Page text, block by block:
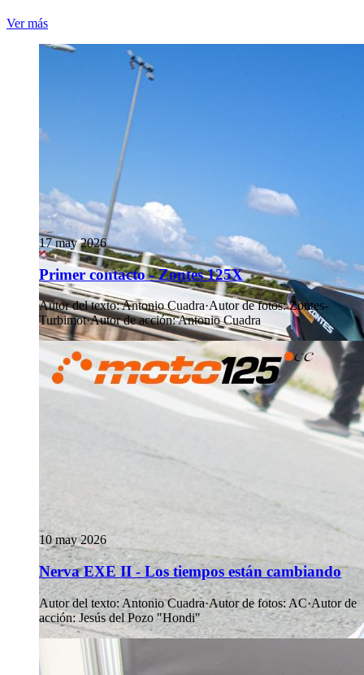
Ver más
17 may 2026
Primer contacto - Zontes 125X
Autor del texto:Antonio Cuadra·Autor de fotos: Zontes-
Turbimot·Autor de acción:Antonio Cuadra
10 may 2026
Nerva EXE II - Los tiempos están cambiando
Autor del texto: Antonio Cuadra·Autor de fotos: AC·Autor de
acción: Jesús del Pozo "Hondi"